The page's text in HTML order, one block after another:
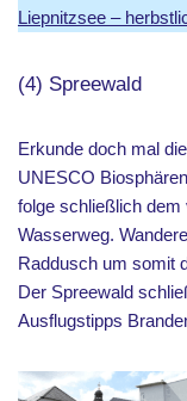
Liepnitzsee –
(4) Spreewald
Erkunde doch mal
UNESCO
folge schließlich
Wasserweg.
Raddusch um somit
Der Spreewald
Ausflugstipps